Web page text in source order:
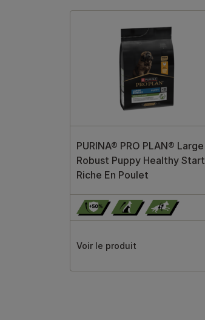
PURINA® PRO PLAN® Large
Robust Puppy Healthy Start
Riche En Poulet
Voir le produit